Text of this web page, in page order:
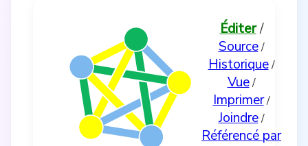
Éditer/
Source/
Historique/
Vue/
Imprimer/
Joindre/
Référencé par